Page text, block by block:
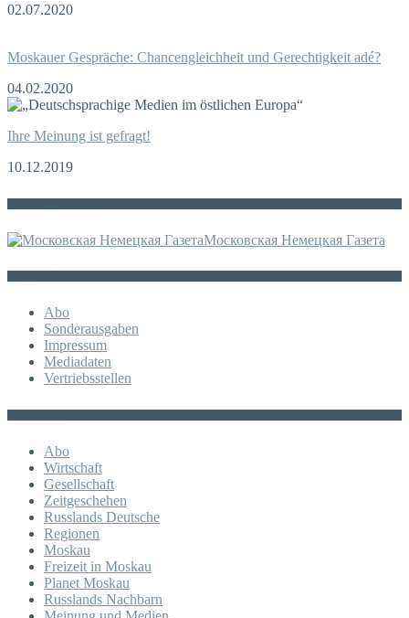
02.07.2020
Moskauer Gespräche: Chancengleichheit und Gerechtigkeit adé?
04.02.2020
Ihre Meinung ist gefragt!
10.12.2019
Московская Немецкая Газета
Abo
Sonderausgaben
Impressum
Mediadaten
Vertriebsstellen
Abo
Wirtschaft
Gesellschaft
Zeitgeschehen
Russlands Deutsche
Regionen
Moskau
Freizeit in Moskau
Planet Moskau
Russlands Nachbarn